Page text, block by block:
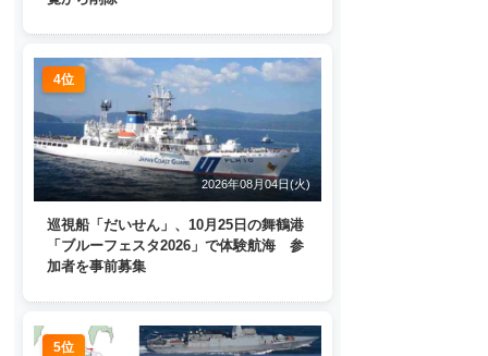
4位
2026年08月04日(火)
巡視船「だいせん」、10月25日の舞鶴港
「ブルーフェスタ2026」で体験航海 参
加者を事前募集
5位